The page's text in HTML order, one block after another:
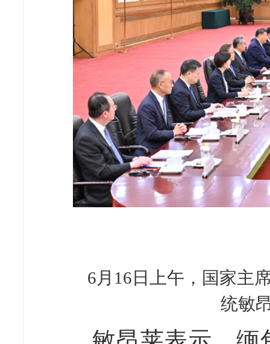
6月16日上午，国家主
统敏